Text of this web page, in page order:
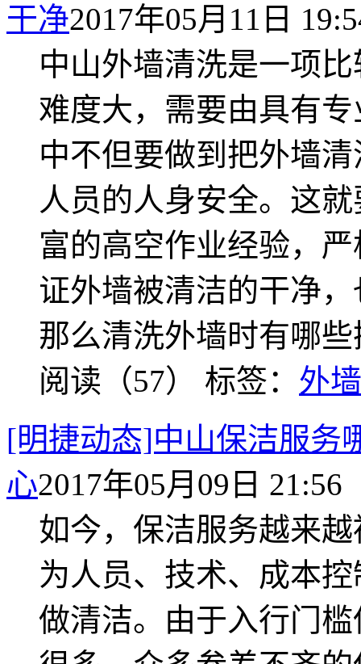
干净2017年05月11日
中山外墙清洗是一项
难度大，需要由具有
中不但要做到把外墙
人员的人身安全。这
富的高空作业经验，
证外墙被清洁的干净
那么清洗外墙时有哪
阅读（57） 标签： 外
[明捷动态]中山保洁服务
心2017年05月09日 21:56
如今，保洁服务越来
为人员、技术、成本
做清洁。由于入行门